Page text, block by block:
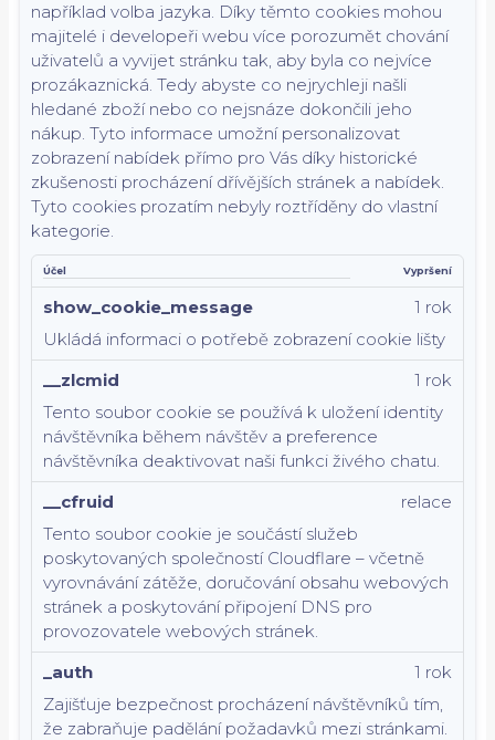
například volba jazyka. Díky těmto cookies mohou
majitelé i developeři webu více porozumět chování
uživatelů a vyvijet stránku tak, aby byla co nejvíce
prozákaznická. Tedy abyste co nejrychleji našli
hledané zboží nebo co nejsnáze dokončili jeho
nákup. Tyto informace umožní personalizovat
zobrazení nabídek přímo pro Vás díky historické
zkušenosti procházení dřívějších stránek a nabídek.
Tyto cookies prozatím nebyly roztříděny do vlastní
kategorie.
Účel Vypršení
show_cookie_message
Ukládá informaci o potřebě zobrazení cookie lišty
1 rok
__zlcmid
Tento soubor cookie se používá k uložení identity
návštěvníka během návštěv a preference
návštěvníka deaktivovat naši funkci živého chatu.
1 rok
__cfruid
Tento soubor cookie je součástí služeb
poskytovaných společností Cloudflare – včetně
vyrovnávání zátěže, doručování obsahu webových
stránek a poskytování připojení DNS pro
provozovatele webových stránek.
relace
_auth
Zajišťuje bezpečnost procházení návštěvníků tím,
že zabraňuje padělání požadavků mezi stránkami.
1 rok